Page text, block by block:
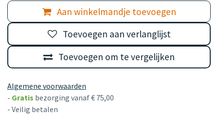
Aan winkelmandje toevoegen
Toevoegen om te vergelijken
Toevoegen aan verlanglijst
Algemene voorwaarden
- Gratis bezorging vanaf € 75,00
- Veilig betalen